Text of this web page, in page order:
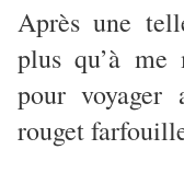
Après une
plus qu’à
pour
rouget